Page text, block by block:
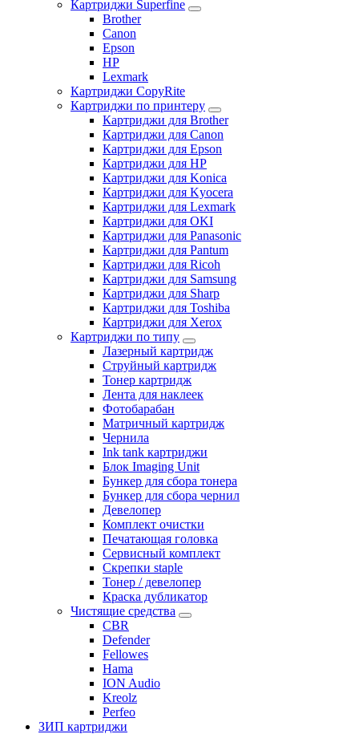
Картриджи Superfine
Brother
Canon
Epson
HP
Lexmark
Картриджи CopyRite
Картриджи по принтеру
Картриджи для Brother
Картриджи для Canon
Картриджи для Epson
Картриджи для HP
Картриджи для Konica
Картриджи для Kyocera
Картриджи для Lexmark
Картриджи для OKI
Картриджи для Panasonic
Картриджи для Pantum
Картриджи для Ricoh
Картриджи для Samsung
Картриджи для Sharp
Картриджи для Toshiba
Картриджи для Xerox
Картриджи по типу
Лазерный картридж
Струйный картридж
Тонер картридж
Лента для наклеек
Фотобарабан
Матричный картридж
Чернила
Ink tank картриджи
Блок Imaging Unit
Бункер для сбора тонера
Бункер для сбора чернил
Девелопер
Комплект очистки
Печатающая головка
Сервисный комплект
Скрепки staple
Тонер / девелопер
Краска дубликатор
Чистящие средства
CBR
Defender
Fellowes
Hama
ION Audio
Kreolz
Perfeo
ЗИП картриджи